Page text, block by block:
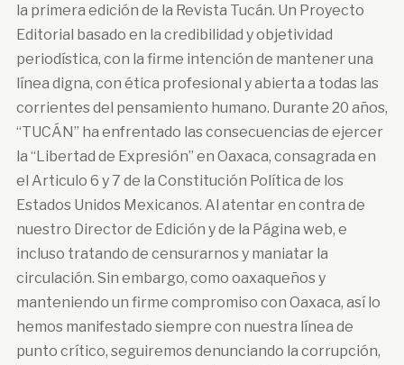
la primera edición de la Revista Tucán. Un Proyecto
Editorial basado en la credibilidad y objetividad
periodística, con la firme intención de mantener una
línea digna, con ética profesional y abierta a todas las
corrientes del pensamiento humano. Durante 20 años,
“TUCÁN” ha enfrentado las consecuencias de ejercer
la “Libertad de Expresión” en Oaxaca, consagrada en
el Articulo 6 y 7 de la Constitución Política de los
Estados Unidos Mexicanos. Al atentar en contra de
nuestro Director de Edición y de la Página web, e
incluso tratando de censurarnos y maniatar la
circulación. Sin embargo, como oaxaqueños y
manteniendo un firme compromiso con Oaxaca, así lo
hemos manifestado siempre con nuestra línea de
punto crítico, seguiremos denunciando la corrupción,